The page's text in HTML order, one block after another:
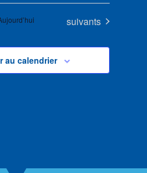
Évènements
suivants
au calendrier